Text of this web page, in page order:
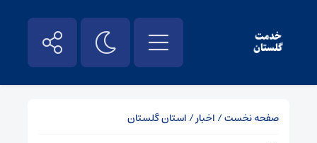
صفحه نخست/ اخبار/ استان گلستان